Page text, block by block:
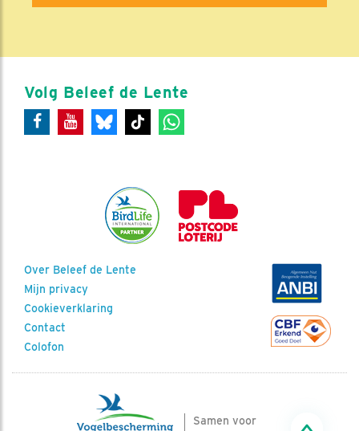
Volg Beleef de Lente
Over Beleef de Lente
Mijn privacy
Cookieverklaring
Contact
Colofon
Samen voor